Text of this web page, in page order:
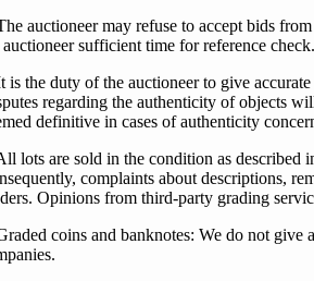
auctioneer may refuse to accept bids
auctioneer sufficient time for reference check.
is the duty of the auctioneer to give
regarding the authenticity of objects
definitive in cases of authenticity
lots are sold in the condition as described
complaints about descriptions,
Opinions from third-party grading
coins and banknotes: We do not